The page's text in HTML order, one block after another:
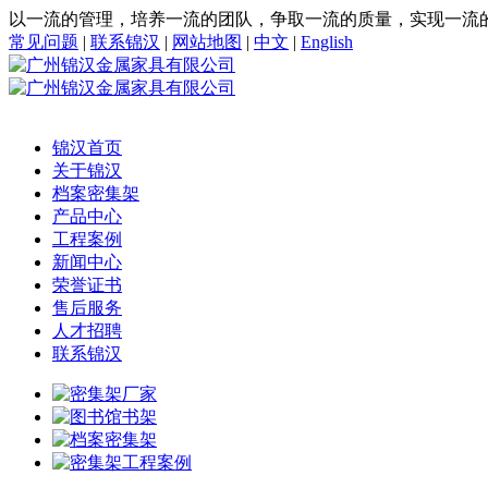
以一流的管理，培养一流的团队，争取一流的质量，实现一流
常见问题 | 联系锦汉 | 网站地图 | 中文 | English
锦汉首页
关于锦汉
档案密集架
产品中心
工程案例
新闻中心
荣誉证书
售后服务
人才招聘
联系锦汉